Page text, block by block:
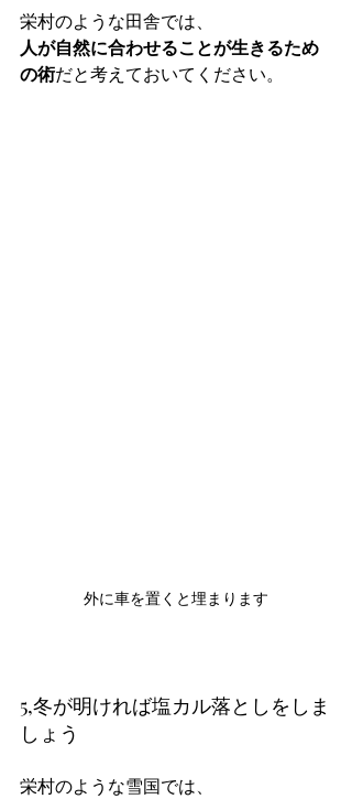
栄村のような田舎では、
人が自然に合わせることが生きるため
の術だと考えておいてください。
外に車を置くと埋まります
5,冬が明ければ塩カル落としをしま
しょう
栄村のような雪国では、